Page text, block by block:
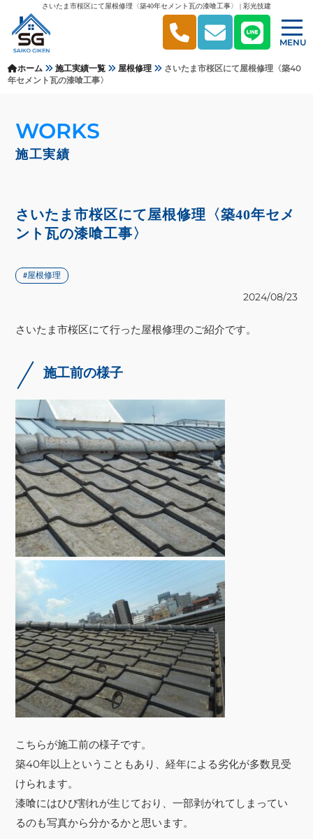
さいたま市桜区にて屋根修理〈築40年セメント瓦の漆喰工事〉 | 彩光技建
MENU
ホーム 施工実績一覧 屋根修理
さいたま市桜区にて屋根修理〈築40
年セメント瓦の漆喰工事〉
WORKS
施工実績
さいたま市桜区にて屋根修理〈築40年セメ
ント瓦の漆喰工事〉
屋根修理
2024/08/23
さいたま市桜区にて行った屋根修理のご紹介です。
施工前の様子
こちらが施工前の様子です。
築40年以上ということもあり、経年による劣化が多数見受
けられます。
漆喰にはひび割れが生じており、一部剥がれてしまってい
るのも写真から分かるかと思います。